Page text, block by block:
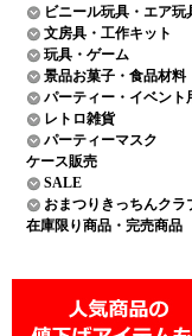
ビニール玩具・エア玩
文房具・工作キット
玩具・ゲーム
景品お菓子・食品材料
パーティー・イベント
レトロ雑貨
パーティーマスク
ケース販売
SALE
おまつりきっちんクラ
在庫限り商品・完売商品